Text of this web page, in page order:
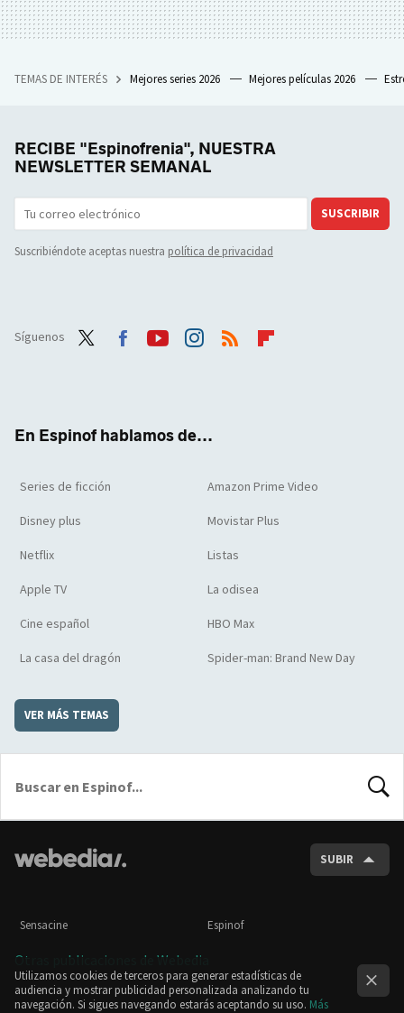
TEMAS DE INTERÉS Mejores series 2026 Mejores películas 2026
RECIBE "Espinofrenia", NUESTRA
NEWSLETTER SEMANAL
SUSCRIBIR
Suscribiéndote aceptas nuestra política de privacidad
Síguenos
En Espinof hablamos de...
Series de ficción Amazon Prime Video
Disney plus Movistar Plus
Netflix Listas
Apple TV La odisea
Cine español HBO Max
La casa del dragón Spider-man: Brand New Day
VER MÁS TEMAS
SUBIR
Sensacine Espinof
Otras publicaciones de Webedia
Utilizamos cookies de terceros para generar estadísticas de
audiencia y mostrar publicidad personalizada analizando tu
navegación. Si sigues navegando estarás aceptando su uso. Más